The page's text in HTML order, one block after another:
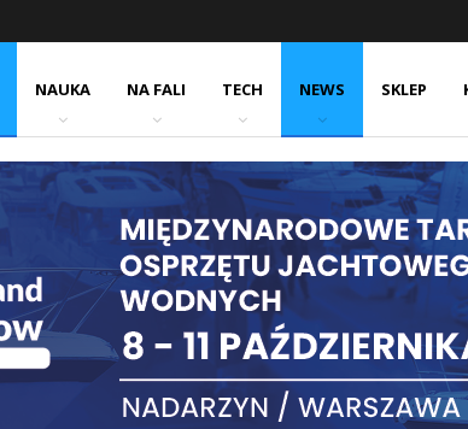
NAUKA NA FALI TECH NEWS SKLEP